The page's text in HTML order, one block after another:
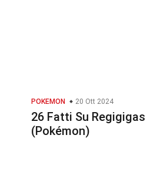
POKEMON 20 Ott 2024
26 Fatti Su Regigigas
(Pokémon)